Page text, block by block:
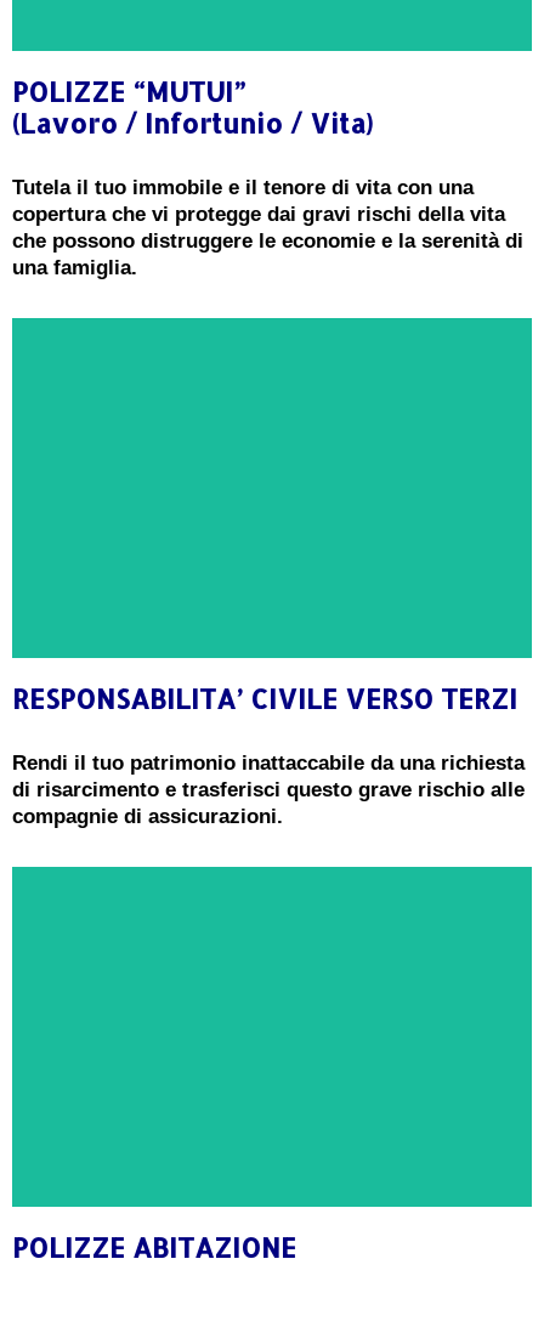
Ricevi oggi una consulenza gratuita e senza
impegno da un Esperto in Polizze "MUTUI"
POLIZZE “MUTUI”
(Lavoro / Infortunio / Vita)
Tutela il tuo immobile e il tenore di vita con una
copertura che vi protegge dai gravi rischi della vita
che possono distruggere le economie e la serenità di
una famiglia.
Ricevi oggi una consulenza gratuita e senza
impegno da un Esperto in Responsbilità Civile
RESPONSABILITA’ CIVILE VERSO TERZI
Rendi il tuo patrimonio inattaccabile da una richiesta
di risarcimento e trasferisci questo grave rischio alle
compagnie di assicurazioni.
POLIZZE ABITAZIONE